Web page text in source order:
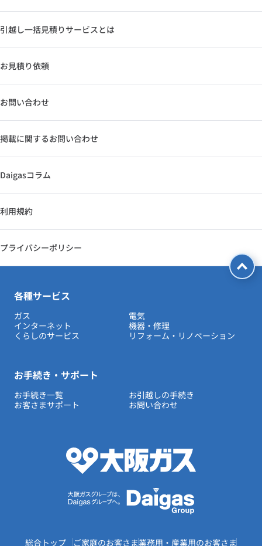
引越し一括見積りサービスとは
お見積り依頼
お問い合わせ
掲載に関するお問い合わせ
Daigasコラム
利用規約
プライバシーポリシー
各種サービス
ガス
電気
インターネット
機器・修理
くらしのサービス
リフォーム・リノベーション
お手続き・サポート
お手続き一覧
お引越しの手続き
お客さまサポート
お問い合わせ
総合トップ ご家庭のお客さま業務用・産業用のお客さま